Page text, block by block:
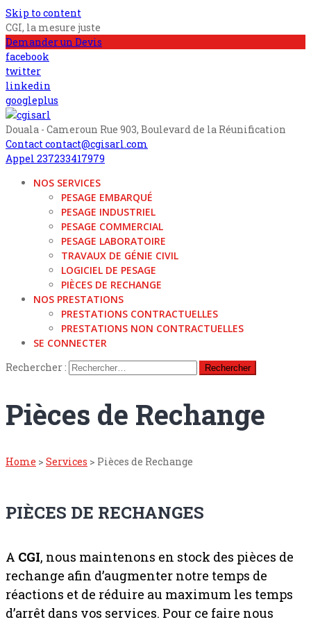
Skip to content
CGI, la mesure juste
Demander un Devis
facebook
twitter
linkedin
googleplus
cgisarl
CGI, La mesure juste
Douala - Cameroun Rue 903, Boulevard de la Réunification
Contactcontact@cgisarl.com
Appel 237233417979
NOS SERVICES
PESAGE EMBARQUÉ
PESAGE INDUSTRIEL
PESAGE COMMERCIAL
PESAGE LABORATOIRE
TRAVAUX DE GÉNIE CIVIL
LOGICIEL DE PESAGE
PIÈCES DE RECHANGE
NOS PRESTATIONS
PRESTATIONS CONTRACTUELLES
PRESTATIONS NON CONTRACTUELLES
SE CONNECTER
Rechercher :
Pièces de Rechange
Home > Services > Pièces de Rechange
PIÈCES DE RECHANGES
A CGI, nous maintenons en stock des pièces de
rechange afin d’augmenter notre temps de
réactions et de réduire au maximum les temps
d’arrêt dans vos services. Pour ce faire nous